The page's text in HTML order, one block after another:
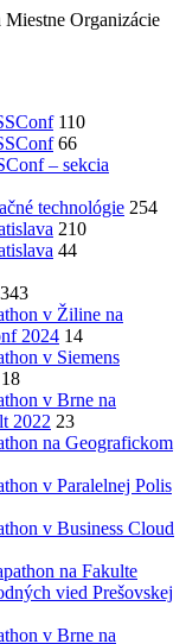
Organizácie
110
66
– sekcia
technológie 254
210
44
343
v Žiline na
2024 14
v Siemens
18
v Brne na
2022 23
na Geografickom
v Paralelnej Polis
v Business Cloud
na Fakulte
vied Prešovskej
v Brne na